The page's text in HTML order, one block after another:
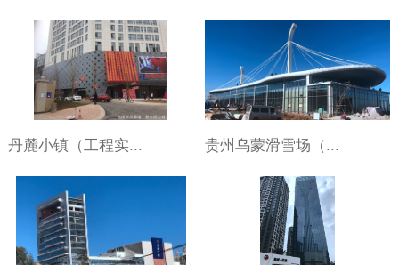
丹麓小镇（工程实... 贵州乌蒙滑雪场（...